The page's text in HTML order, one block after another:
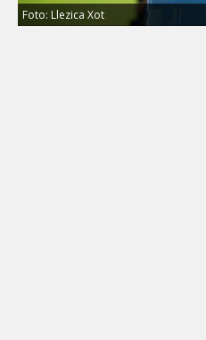
Foto: Llezica Xot